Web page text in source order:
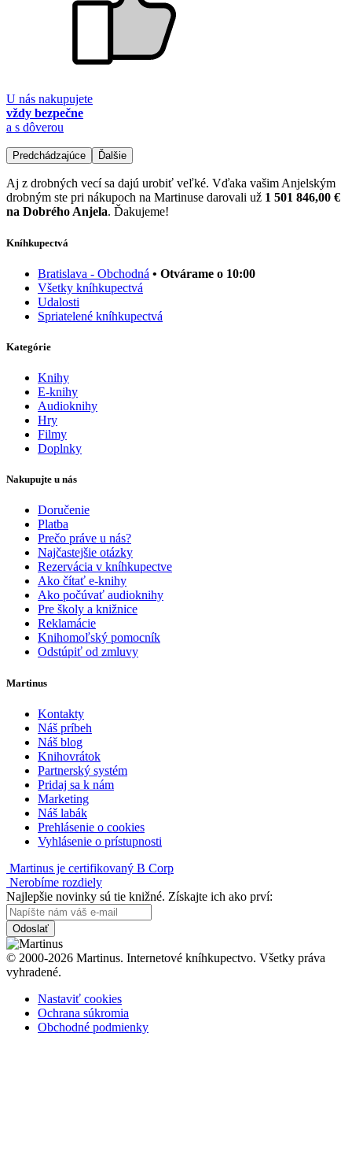
U nás nakupujete
vždy bezpečne
a s dôverou
Predchádzajúce Ďalšie
Aj z drobných vecí sa dajú urobiť veľké. Vďaka vašim Anjelským
drobným ste pri nákupoch na Martinuse darovali už 1 501 846,00 €
na Dobrého Anjela. Ďakujeme!
Kníhkupectvá
Bratislava - Obchodná • Otvárame o 10:00
Všetky kníhkupectvá
Udalosti
Spriatelené kníhkupectvá
Kategórie
Knihy
E-knihy
Audioknihy
Hry
Filmy
Doplnky
Nakupujte u nás
Doručenie
Platba
Prečo práve u nás?
Najčastejšie otázky
Rezervácia v kníhkupectve
Ako čítať e-knihy
Ako počúvať audioknihy
Pre školy a knižnice
Reklamácie
Knihomoľský pomocník
Odstúpiť od zmluvy
Martinus
Kontakty
Náš príbeh
Náš blog
Knihovrátok
Partnerský systém
Pridaj sa k nám
Marketing
Náš labák
Prehlásenie o cookies
Vyhlásenie o prístupnosti
Martinus je certifikovaný B Corp
Nerobíme rozdiely
Najlepšie novinky sú tie knižné. Získajte ich ako prví:
Odoslať
© 2000-2026 Martinus. Internetové kníhkupectvo. Všetky práva
vyhradené.
Nastaviť cookies
Ochrana súkromia
Obchodné podmienky